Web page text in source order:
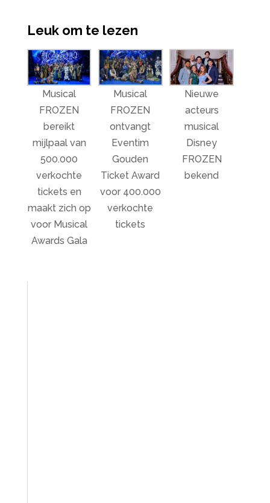
Leuk om te lezen
Musical
FROZEN
bereikt
mijlpaal van
500.000
verkochte
tickets en
maakt zich op
voor Musical
Awards Gala
Musical
FROZEN
ontvangt
Eventim
Gouden
Ticket Award
voor 400.000
verkochte
tickets
Nieuwe
acteurs
musical
Disney
FROZEN
bekend